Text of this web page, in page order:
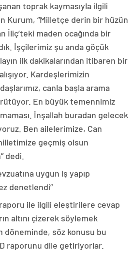
toprak kaymasıyla ilgili
Kurum, “Milletçe derin bir hüzün
İliç’teki maden ocağında bir
İşçilerimiz şu anda göçük
ilk dakikalarından itibaren bir
Kardeşlerimizin
canla başla arama
En büyük temennimiz
İnşallah buradan gelecek
Ben ailelerimize, Can
geçmiş olsun
dedi.
uygun iş yapıp
denetlendi”
ile ilgili eleştirilere cevap
altını çizerek söylemek
döneminde, söz konusu bu
raporunu dile getiriyorlar.